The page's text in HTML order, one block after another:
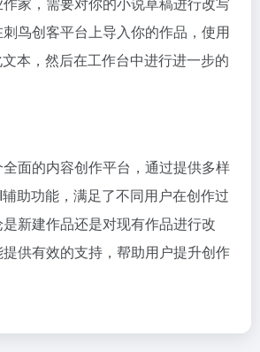
鸟创客平台上导入你的作品，使用
本，然后在工作台中进行进一步的
面的内容创作平台，通过提供多样
助功能，满足了不同用户在创作过
新建作品还是对现有作品进行改
供有效的支持，帮助用户提升创作